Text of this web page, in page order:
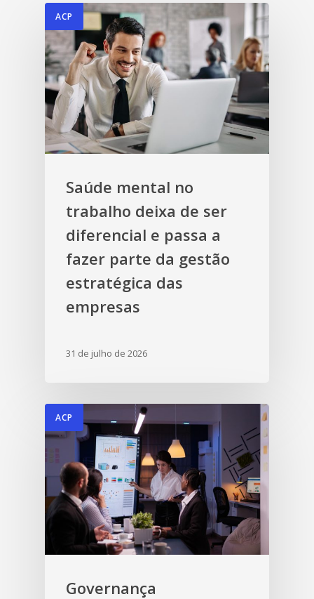
ACP
Saúde mental no
trabalho deixa de ser
diferencial e passa a
fazer parte da gestão
estratégica das
empresas
31 de julho de 2026
ACP
Governança